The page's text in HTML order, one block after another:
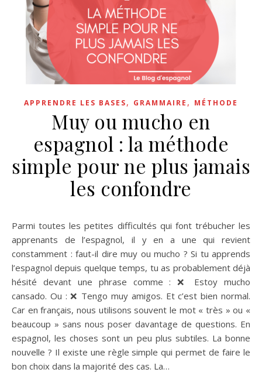
APPRENDRE LES BASES, GRAMMAIRE , MÉTHODE
Muy ou mucho en
espagnol : la méthode
simple pour ne plus jamais
les confondre
Parmi toutes les petites difficultés qui font trébucher les
apprenants de l’espagnol, il y en a une qui revient
constamment : faut-il dire muy ou mucho ? Si tu apprends
l’espagnol depuis quelque temps, tu as probablement déjà
hésité devant une phrase comme : ❌ Estoy mucho
cansado. Ou : ❌ Tengo muy amigos. Et c’est bien normal.
Car en français, nous utilisons souvent le mot « très » ou «
beaucoup » sans nous poser davantage de questions. En
espagnol, les choses sont un peu plus subtiles. La bonne
nouvelle ? Il existe une règle simple qui permet de faire le
bon choix dans la majorité des cas. La…